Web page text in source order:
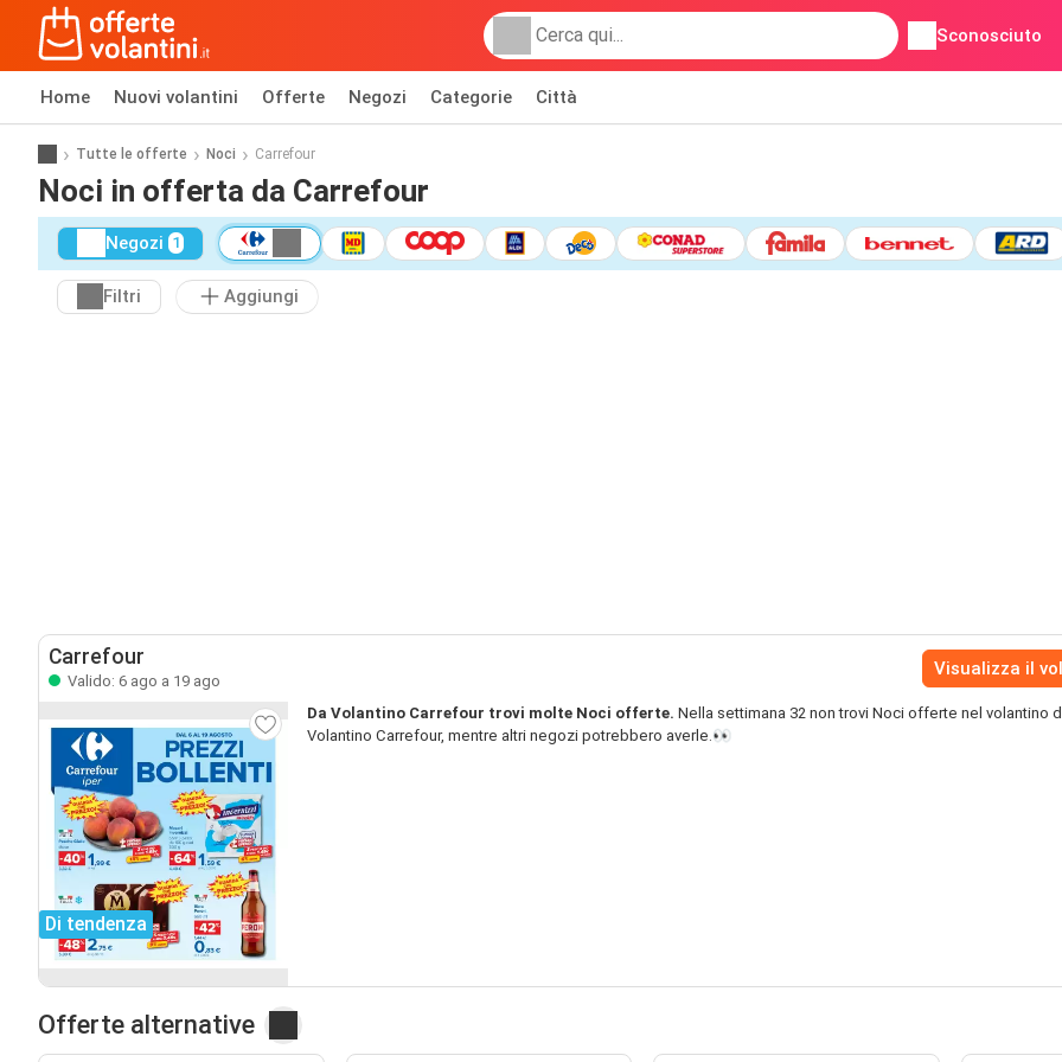
Sconosciuto
Home Nuovi volantini Offerte Negozi Categorie Città
Tutte le offerte Noci Carrefour
Noci in offerta da Carrefour
Negozi 1
Filtri Aggiungi
Carrefour
Valido: 6 ago a 19 ago
Visualizza il
Di tendenza
Da Volantino Carrefour trovi molte Noci offerte. Nella settimana 32 non trovi Noci offerte nel volantino
Volantino Carrefour, mentre altri negozi potrebbero averle.👀
Offerte alternative